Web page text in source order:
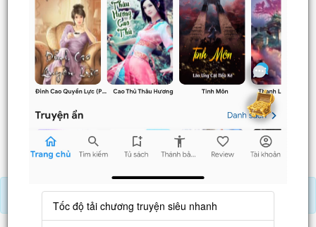
Sau
Nạp Lịch Thạch
Tốc độ tải chương truyện siêu nhanh